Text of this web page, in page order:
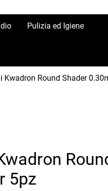
Pulizia ed Igiene
Kwadron Round Shader
5pz